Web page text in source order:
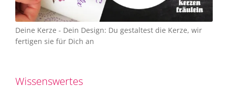
Deine Kerze - Dein Design: Du gestaltest die Kerze, wir
fertigen sie für Dich an
Wissenswertes